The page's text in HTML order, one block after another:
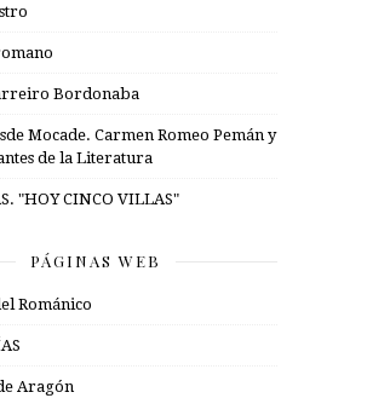
Bordonaba
Mocade. Carmen Romeo Pemán y
de la Literatura
"HOY CINCO VILLAS"
PÁGINAS WEB
Románico
Aragón